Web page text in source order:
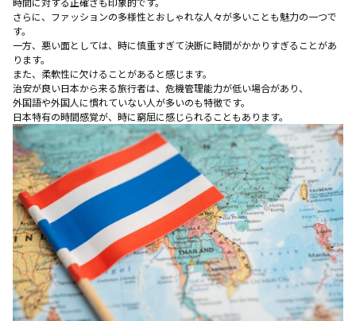
さらに、ファッションの多様性とおしゃれな人々が多いことも魅力の一つで
す。
一方、悪い面としては、時に慎重すぎて決断に時間がかかりすぎることがあ
ります。
また、柔軟性に欠けることがあると感じます。
治安が良い日本から来る旅行者は、危機管理能力が低い場合があり、
外国語や外国人に慣れていない人が多いのも特徴です。
日本特有の時間感覚が、時に窮屈に感じられることもあります。